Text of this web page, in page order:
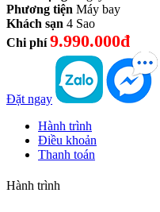
Phương tiện Máy bay
Khách sạn 4 Sao
Chi phí 9.990.000đ
Đặt ngay
Hành trình
Điều khoản
Thanh toán
Hành trình